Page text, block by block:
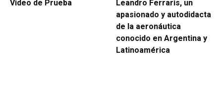
Video de Prueba
Leandro Ferraris, un
apasionado y autodidacta
de la aeronáutica
conocido en Argentina y
Latinoamérica